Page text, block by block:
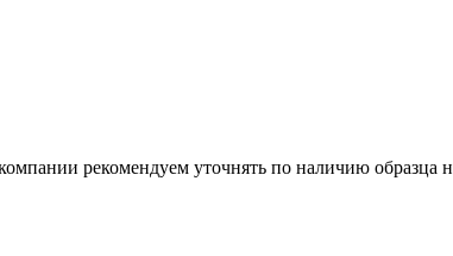
рекомендуем уточнять по наличию образца